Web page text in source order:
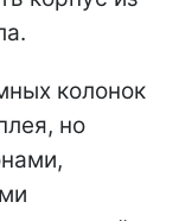
колонок
но